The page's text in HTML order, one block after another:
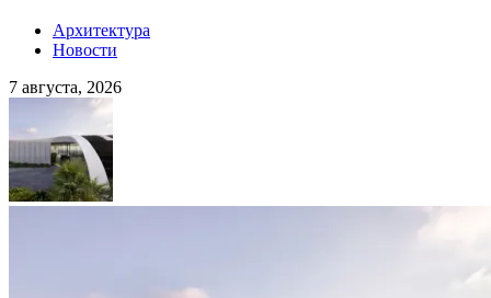
Архитектура
Новости
7 августа, 2026